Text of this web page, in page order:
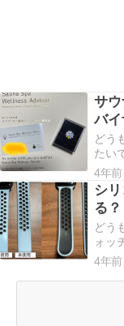
サ
バイ
どう
たい
でし
高ま
スパ
ご存
は以
4年前
シ
る？
どう
ォッ
ドが
き
ドは
で
4年前